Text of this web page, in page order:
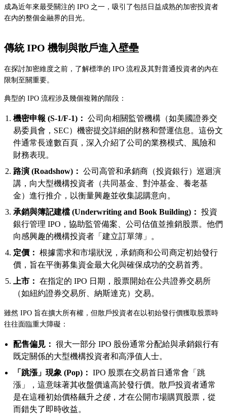
成為近年來最受關注的 IPO 之一，吸引了包括日益成熟的加密投資者
在內的整個金融界的目光。
傳統 IPO 機制與散戶進入壁壘
在探討加密維度之前，了解標準的 IPO 流程及其對普通投資者的內在
限制至關重要。
典型的 IPO 流程涉及幾個複雜的階段：
機密申報 (S-1/F-1)： 公司向相關監管機構（如美國證券交
易委員會，SEC）機密提交詳細的財務和營運信息。這份文
件通常長達數百頁，深入介紹了公司的業務模式、風險和
財務表現。
路演 (Roadshow)： 公司高管和承銷商（投資銀行）巡迴演
講，向大型機構投資者（共同基金、對沖基金、養老基
金）進行推介，以衡量興趣並收集認購意向。
承銷與簿記建檔 (Underwriting and Book Building)： 投資
銀行管理 IPO，協助監管備案、公司估值並推銷股票。他們
向感興趣的機構投資者「建立訂單簿」。
定價： 根據需求和市場狀況，承銷商和公司商定初始發行
價，旨在平衡募集資金最大化與確保成功的交易首秀。
上市： 在指定的 IPO 日期，股票開始在公共證券交易所
（如紐約證券交易所、納斯達克）交易。
雖然 IPO 旨在擴大所有權，但散戶投資者在以初始發行價獲取股票時
往往面臨重大障礙：
配售偏見： 很大一部分 IPO 股份通常分配給與承銷銀行有
既定關係的大型機構投資者和高淨值人士。
「跳漲」現象 (Pop)： IPO 股票在交易首日通常會「跳
漲」，這意味著其收盤價遠高於發行價。散戶投資者通常
是在這種初始價格飆升之後，才在公開市場購買股票，從
而錯失了即時收益。